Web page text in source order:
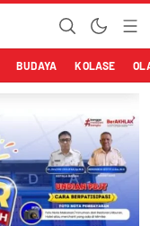
BUDAYA KOLASE